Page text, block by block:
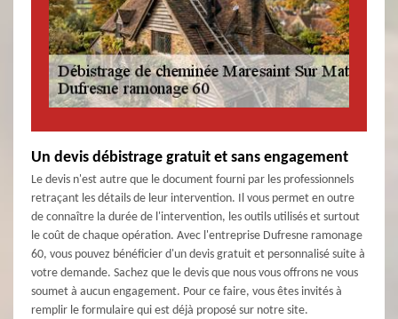
Un devis débistrage gratuit et sans engagement
Le devis n'est autre que le document fourni par les professionnels
retraçant les détails de leur intervention. Il vous permet en outre
de connaître la durée de l'intervention, les outils utilisés et surtout
le coût de chaque opération. Avec l'entreprise Dufresne ramonage
60, vous pouvez bénéficier d'un devis gratuit et personnalisé suite à
votre demande. Sachez que le devis que nous vous offrons ne vous
soumet à aucun engagement. Pour ce faire, vous êtes invités à
remplir le formulaire qui est déjà proposé sur notre site.